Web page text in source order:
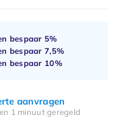
bespaar 5%
bespaar 7,5%
bespaar 10%
aanvragen
1 minuut geregeld